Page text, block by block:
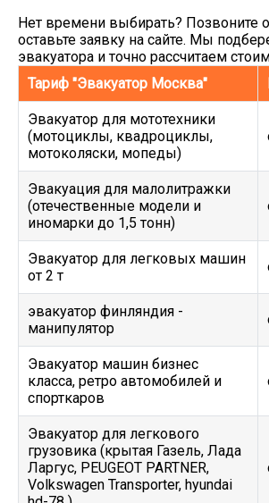
Нет времени выбирать? Позвоните
оставьте заявку на сайте. Мы
эвакуатора и точно рассчитаем
Тариф "Эвакуатор Москва"
Эвакуатор для мототехники
(мотоциклы, квадроциклы,
мотоколяски, мопеды)
Эвакуация для малолитражки
(отечественные модели и
иномарки до 1,5 тонн)
Эвакуатор для легковых машин
от 2 т
эвакуатор финляндия -
манипулятор
Эвакуатор машин бизнес
класса, ретро автомобилей и
спорткаров
Эвакуатор для легкового
грузовика (крытая Газель, Лада
Ларгус, PEUGEOT PARTNER,
Volkswagen Transporter, hyundai